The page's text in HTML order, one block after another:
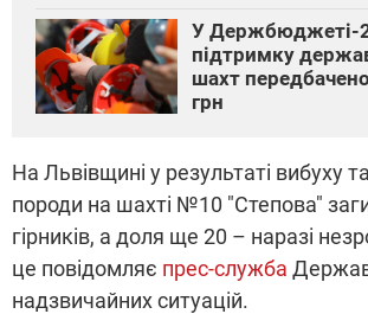
У Держбюджеті-
підтримку
шахт
грн
На Львівщині у результаті вибуху
породи на шахті №10 "Степова"
гірників, а доля ще 20 – наразі
це повідомляє прес-служба
надзвичайних ситуацій.